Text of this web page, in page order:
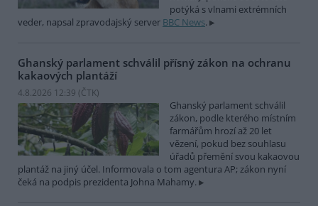
potýká s vlnami extrémních
veder, napsal zpravodajský server BBC News.
Ghanský parlament schválil přísný zákon na ochranu
kakaových plantáží
4.8.2026 12:39 (ČTK)
Ghanský parlament schválil
zákon, podle kterého místním
farmářům hrozí až 20 let
vězení, pokud bez souhlasu
úřadů přemění svou kakaovou
plantáž na jiný účel. Informovala o tom agentura AP; zákon nyní
čeká na podpis prezidenta Johna Mahamy.